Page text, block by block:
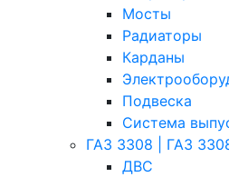
Мосты
Радиаторы
Карданы
Подвеска
Система
ГАЗ 3308 | ГАЗ
ДВС